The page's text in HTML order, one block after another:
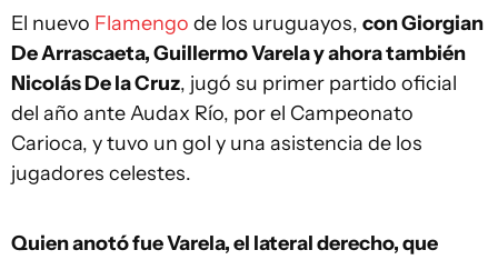
El nuevo Flamengo de los uruguayos, con Giorgian
De Arrascaeta, Guillermo Varela y ahora también
Nicolás De la Cruz, jugó su primer partido oficial
del año ante Audax Río, por el Campeonato
Carioca, y tuvo un gol y una asistencia de los
jugadores celestes.
Quien anotó fue Varela, el lateral derecho, que